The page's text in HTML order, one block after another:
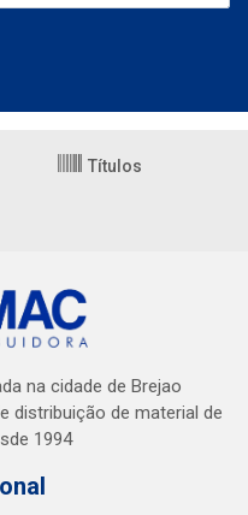
Títulos
na cidade de Brejao
distribuição de material de
1994